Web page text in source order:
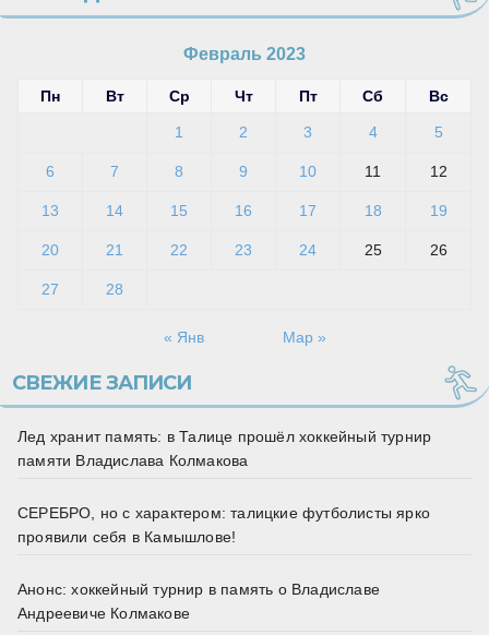
Февраль 2023
Пн Вт Ср Чт Пт Сб Вс
1 2 3 4 5
6 7 8 9 10 11 12
13 14 15 16 17 18 19
20 21 22 23 24 25 26
27 28
« Янв Мар »
СВЕЖИЕ ЗАПИСИ
Лед хранит память: в Талице прошёл хоккейный турнир
памяти Владислава Колмакова
СЕРЕБРО, но с характером: талицкие футболисты ярко
проявили себя в Камышлове!
Анонс: хоккейный турнир в память о Владиславе
Андреевиче Колмакове